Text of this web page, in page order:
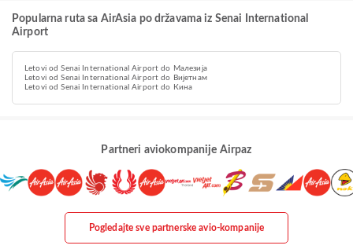
Popularna ruta sa AirAsia po državama iz Senai International
Airport
Letovi od Senai International Airport do Малезија
Letovi od Senai International Airport do Вијетнам
Letovi od Senai International Airport do Кина
Partneri aviokompanije Airpaz
Pogledajte sve partnerske avio-kompanije